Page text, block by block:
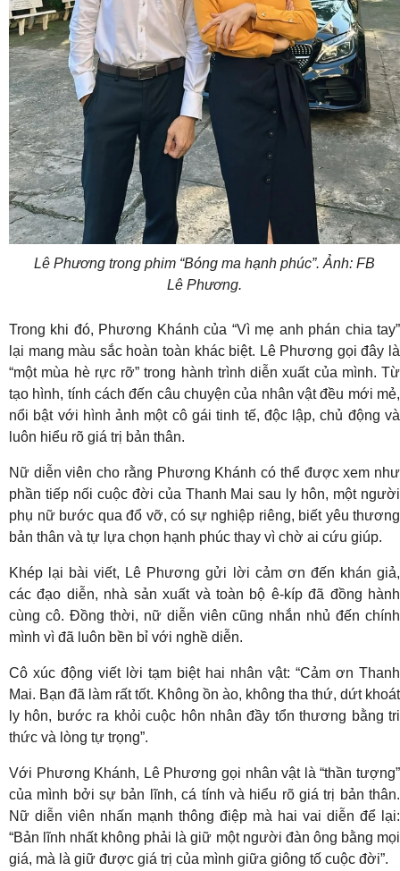
Lê Phương trong phim “Bóng ma hạnh phúc”. Ảnh: FB
Lê Phương.
Trong khi đó, Phương Khánh của “Vì mẹ anh phán chia tay”
lại mang màu sắc hoàn toàn khác biệt. Lê Phương gọi đây là
“một mùa hè rực rỡ” trong hành trình diễn xuất của mình. Từ
tạo hình, tính cách đến câu chuyện của nhân vật đều mới mẻ,
nổi bật với hình ảnh một cô gái tinh tế, độc lập, chủ động và
luôn hiểu rõ giá trị bản thân.
Nữ diễn viên cho rằng Phương Khánh có thể được xem như
phần tiếp nối cuộc đời của Thanh Mai sau ly hôn, một người
phụ nữ bước qua đổ vỡ, có sự nghiệp riêng, biết yêu thương
bản thân và tự lựa chọn hạnh phúc thay vì chờ ai cứu giúp.
Khép lại bài viết, Lê Phương gửi lời cảm ơn đến khán giả,
các đạo diễn, nhà sản xuất và toàn bộ ê-kíp đã đồng hành
cùng cô. Đồng thời, nữ diễn viên cũng nhắn nhủ đến chính
mình vì đã luôn bền bỉ với nghề diễn.
Cô xúc động viết lời tạm biệt hai nhân vật: “Cảm ơn Thanh
Mai. Bạn đã làm rất tốt. Không ồn ào, không tha thứ, dứt khoát
ly hôn, bước ra khỏi cuộc hôn nhân đầy tổn thương bằng tri
thức và lòng tự trọng”.
Với Phương Khánh, Lê Phương gọi nhân vật là “thần tượng”
của mình bởi sự bản lĩnh, cá tính và hiểu rõ giá trị bản thân.
Nữ diễn viên nhấn mạnh thông điệp mà hai vai diễn để lại:
“Bản lĩnh nhất không phải là giữ một người đàn ông bằng mọi
giá, mà là giữ được giá trị của mình giữa giông tố cuộc đời”.